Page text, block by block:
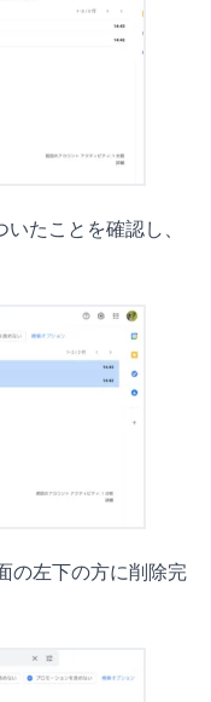
たことを確認し、
の左下の方に削除完